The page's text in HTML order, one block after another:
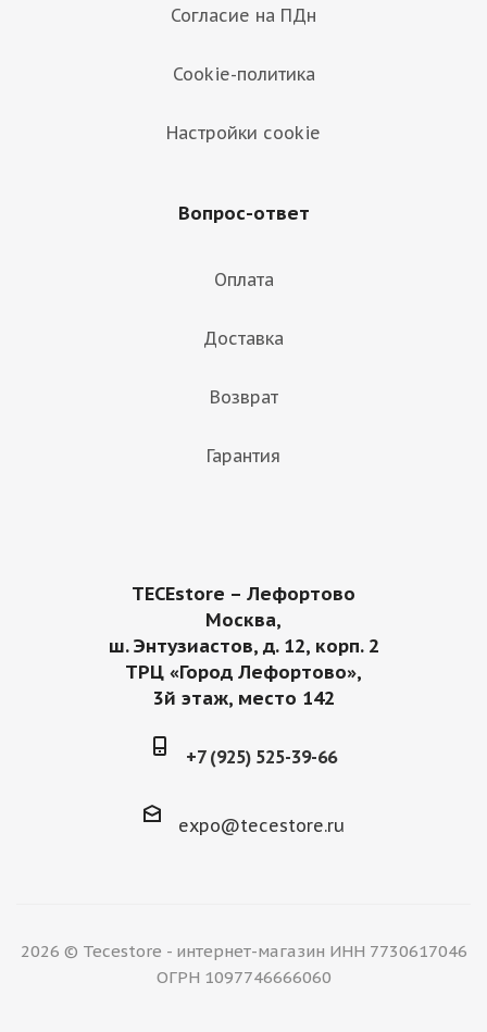
Согласие на ПДн
Cookie-политика
Настройки cookie
Вопрос-ответ
Оплата
Доставка
Возврат
Гарантия
TECEstore – Лефортово
Москва,
ш. Энтузиастов, д. 12, корп. 2
ТРЦ «Город Лефортово»,
3й этаж, место 142
+7 (925) 525-39-66
expo@tecestore.ru
2026 © Tecestore - интернет-магазин ИНН 7730617046
ОГРН 1097746666060